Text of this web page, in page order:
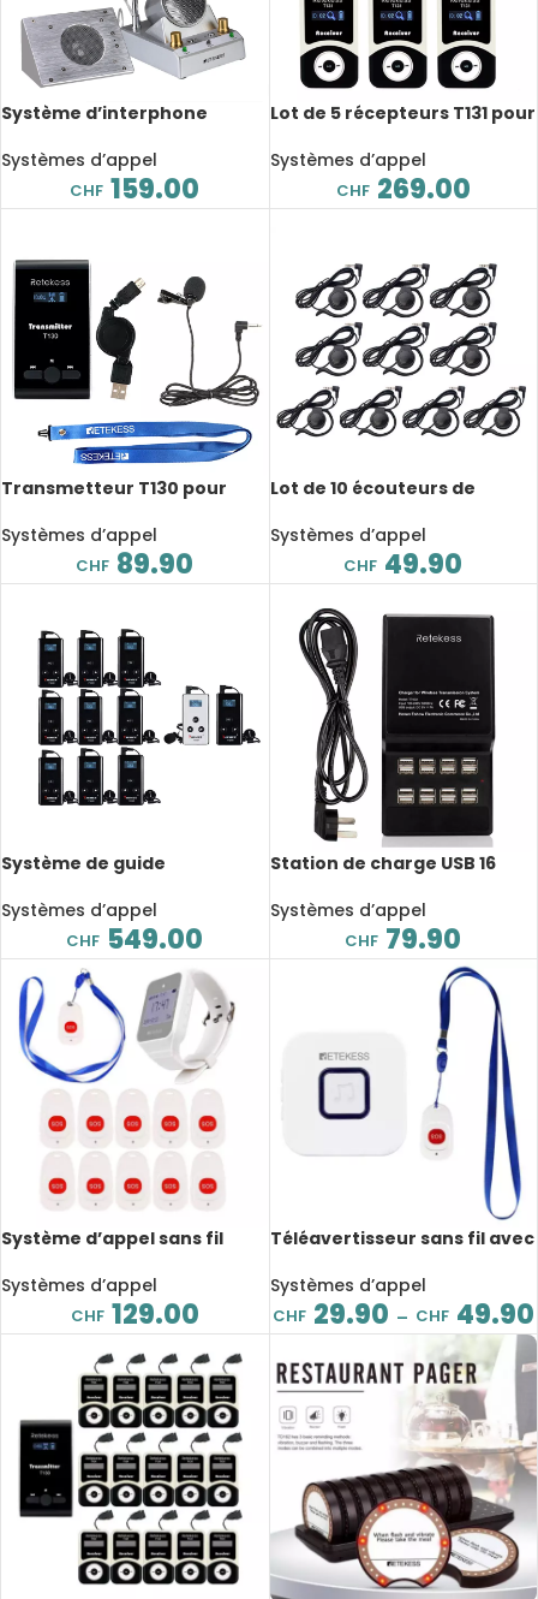
Système d’interphone
d’aluminium
Systèmes d’appel
CHF 159.00
Lot de 5 récepteurs T131 pour
touristique sans fil
Systèmes d’appel
CHF 269.00
Transmetteur T130 pour
touristique sans fil
Systèmes d’appel
CHF 89.90
Lot de 10 écouteurs de
guide touristique, 3.5mm
Systèmes d’appel
CHF 49.90
Système de guide
émetteur, 10 récepteurs, 99
canaux
Systèmes d’appel
CHF 549.00
Station de charge USB 16
pour système de guide
touristique sans fil
Systèmes d’appel
CHF 79.90
Système d’appel sans fil
boutons d’appel d’urgence
Systèmes d’appel
CHF 129.00
Téléavertisseur sans fil avec
mètres
Systèmes d’appel
CHF 29.90 – CHF 49.90